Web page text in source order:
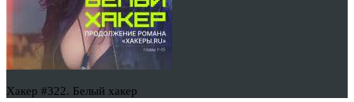
Хакер #322. Белый хакер